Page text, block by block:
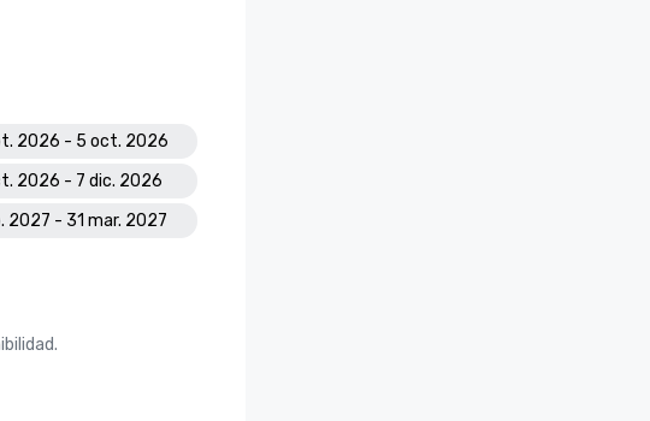
2026 - 5 oct. 2026
2026 - 7 dic. 2026
2027 - 31 mar. 2027